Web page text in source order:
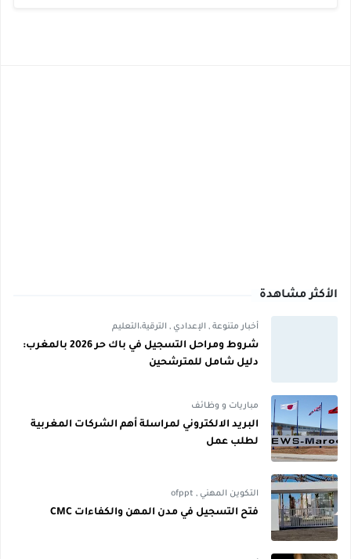
الأكثر مشاهدة
أخبار متنوعة , الإعدادي , الترقية،التعليم
شروط ومراحل التسجيل في باك حر 2026 بالمغرب:
دليل شامل للمترشحين
مباريات و وظائف
البريد الالكتروني لمراسلة أهم الشركات المغربية
لطلب عمل
التكوين المهني ,
ofppt
فتح التسجيل في مدن المهن والكفاءات CMC